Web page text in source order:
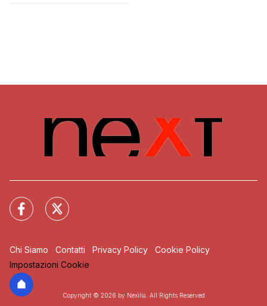
Chi Siamo Contatti Privacy Policy
Cookie Policy
Impostazioni Cookie
Copyright © 2026 by Nexilia. All Rights Reserved